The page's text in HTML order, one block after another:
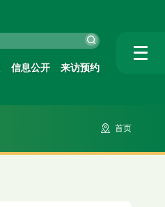
信息公开 来访预约
首页